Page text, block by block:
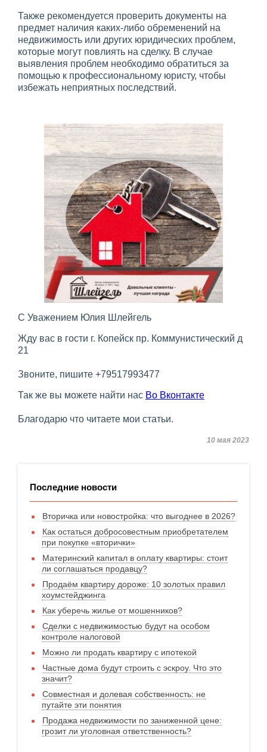
Также рекомендуется проверить документы на
предмет наличия каких-либо обременений на
недвижимость или других юридических проблем,
которые могут повлиять на сделку. В случае
выявления проблем необходимо обратиться за
помощью к профессиональному юристу, чтобы
избежать неприятных последствий.
С Уважением Юлия Шлейгель
Жду вас в гости г. Копейск пр. Коммунистический д
21
Звоните, пишите +79517993477
Так же вы можете найти нас Во Вконтакте
Благодарю что читаете мои статьи.
10 мая 2023
Последние новости
Вторичка или новостройка: что выгоднее в 2026?
Как остаться добросовестным приобретателем
при покупке «вторички»
Материнский капитал в оплату квартиры: стоит
ли соглашаться продавцу?
Продаём квартиру дороже: 10 золотых правил
хоумстейджинга
Как уберечь жилье от мошенников?
Сделки с недвижимостью будут на особом
контроле налоговой
Можно ли продать квартиру с ипотекой
Частные дома будут строить с эскроу. Что это
значит?
Совместная и долевая собственность: не
путайте эти понятия
Продажа недвижимости по заниженной цене:
грозит ли уголовная ответственность?